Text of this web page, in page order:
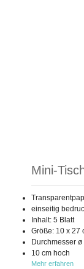
Mini-
einseitig
Inhalt: 5 Blatt
Größe: 10 x 27
Durchmesser ø
10 cm hoch
Mehr erfahren